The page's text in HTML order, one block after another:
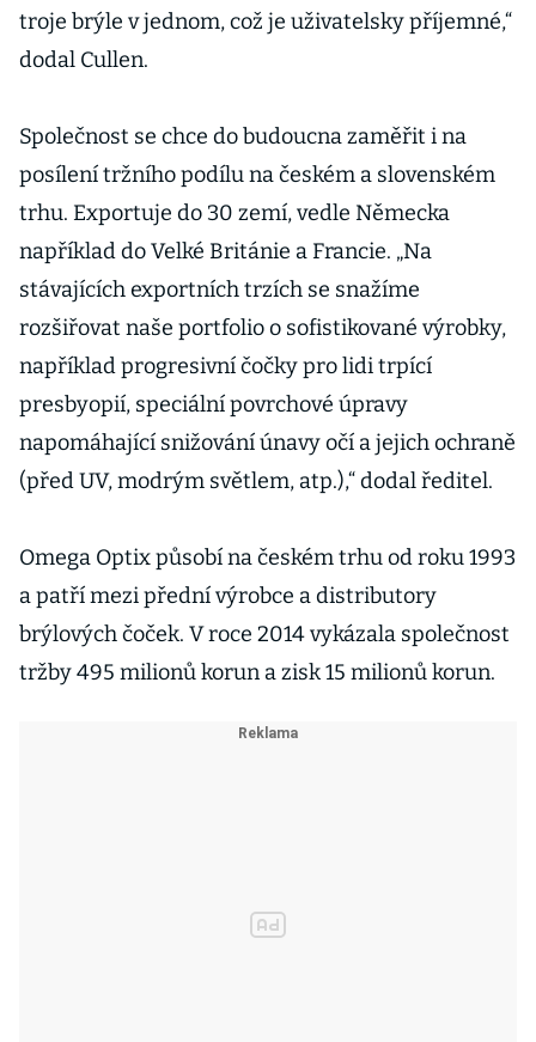
troje brýle v jednom, což je uživatelsky příjemné,“
dodal Cullen.
Společnost se chce do budoucna zaměřit i na
posílení tržního podílu na českém a slovenském
trhu. Exportuje do 30 zemí, vedle Německa
například do Velké Británie a Francie. „Na
stávajících exportních trzích se snažíme
rozšiřovat naše portfolio o sofistikované výrobky,
například progresivní čočky pro lidi trpící
presbyopií, speciální povrchové úpravy
napomáhající snižování únavy očí a jejich ochraně
(před UV, modrým světlem, atp.),“ dodal ředitel.
Omega Optix působí na českém trhu od roku 1993
a patří mezi přední výrobce a distributory
brýlových čoček. V roce 2014 vykázala společnost
tržby 495 milionů korun a zisk 15 milionů korun.